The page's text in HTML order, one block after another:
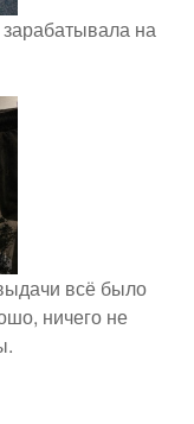
на
всё было
ничего не